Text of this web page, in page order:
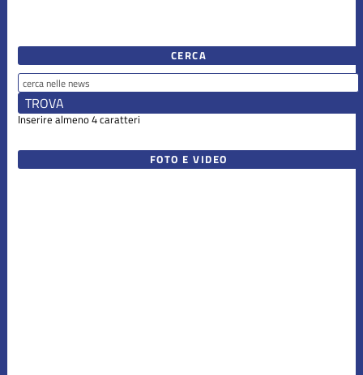
CERCA
Inserire almeno 4 caratteri
FOTO E VIDEO